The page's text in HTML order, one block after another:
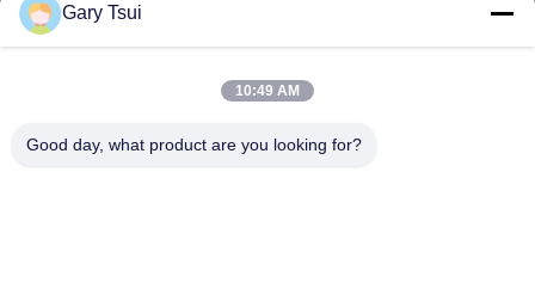
Σπίτι
Περίπου Εμείς
Μας Ελάτε Σε Επαφή Με
Ζητήστε Ένα Απόσπασμα
Gary Tsui
10:49 AM
Good day, what product are you looking for?